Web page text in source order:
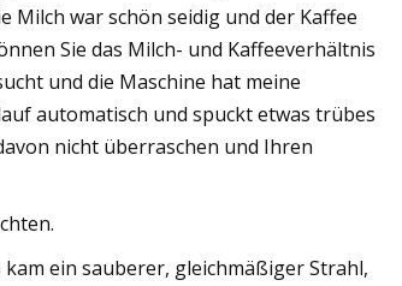
Milch war schön seidig und der Kaffee
Sie das Milch- und Kaffeeverhältnis
und die Maschine hat meine
automatisch und spuckt etwas trübes
nicht überraschen und Ihren
ein sauberer, gleichmäßiger Strahl,